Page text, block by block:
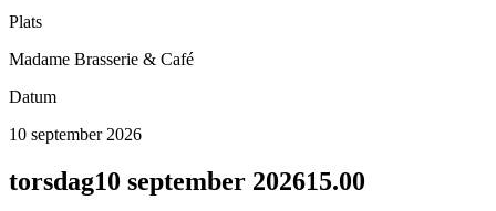
Plats
Madame Brasserie & Café
Datum
10 september 2026
torsdag10 september 202615.00